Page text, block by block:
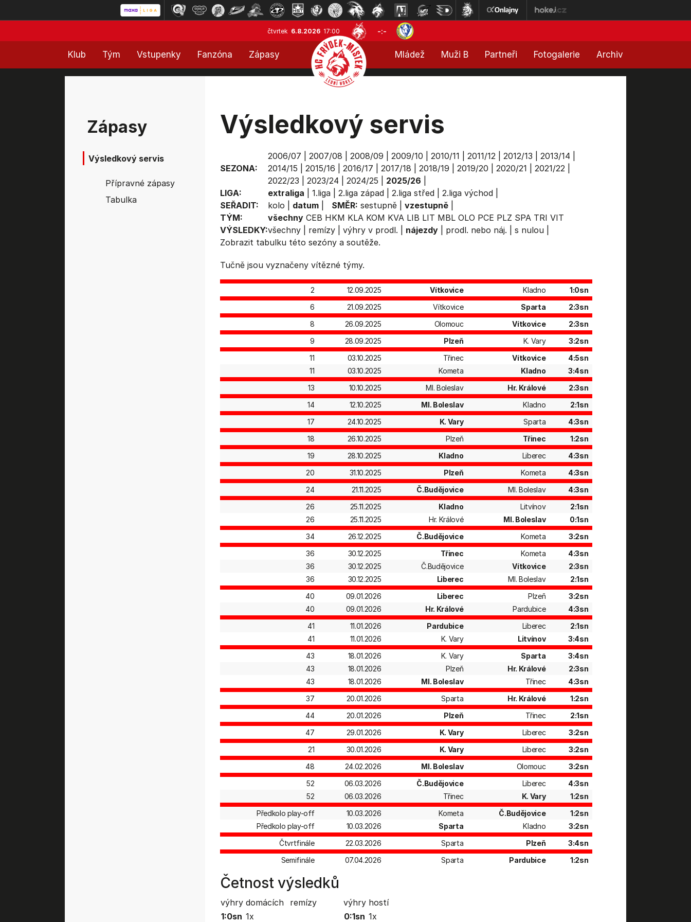
čtvrtek 6.8.2026 17:00 -:-
Klub Tým Vstupenky Fanzóna Zápasy Mládež Muži B Partneři Fotogalerie Archiv
Zápasy
Výsledkový servis
Přípravné zápasy
Tabulka
Výsledkový servis
SEZONA:
2006/07 2007/08 2008/09 2009/10 2010/11 2011/12| 2012/13 2013/14
2014/15
2015/16 2016/17 2017/18 2018/19 2019/20 2020/21 2021/22|
2022/23
2023/24 2024/25 2025/26
LIGA:
extraliga 1.liga| 2.liga západ| 2.liga střed| 2.liga východ|
SEŘADIT:
kolo datum| SMĚR: sestupně| vzestupně|
TÝM:
všechny CEB HKM KLA KOM KVA LIB LIT MBL OLO PCE PLZ SPA TRI VIT
VÝSLEDKY:všechny| remízy| výhry v prodl. nájezdy| prodl. nebo náj. s nulou|
Zobrazit tabulkutéto sezóny a soutěže.
Tučně jsou vyznačeny vítězné týmy.
2 12.09.2025 Vítkovice Kladno
1:0sn
6
21.09.2025 Vítkovice Sparta
2:3sn
8
26.09.2025 Olomouc Vítkovice
2:3sn
9
28.09.2025 Plzeň K. Vary
3:2sn
11
03.10.2025 Třinec Vítkovice
4:5sn
11
03.10.2025 Kometa Kladno
3:4sn
13
10.10.2025 Ml. Boleslav Hr. Králové
2:3sn
14
12.10.2025 Ml. Boleslav Kladno
2:1sn
17
24.10.2025 K. Vary Sparta
4:3sn
18
26.10.2025 Plzeň Třinec
1:2sn
19
28.10.2025 Kladno Liberec
4:3sn
20
31.10.2025 Plzeň Kometa
4:3sn
24
21.11.2025 Č.Budějovice Ml. Boleslav
4:3sn
26
25.11.2025 Kladno Litvínov
2:1sn
26
25.11.2025 Hr. Králové Ml. Boleslav
0:1sn
34
26.12.2025 Č.Budějovice Kometa
3:2sn
36
30.12.2025 Třinec Kometa
4:3sn
36
30.12.2025 Č.Budějovice Vítkovice
2:3sn
36
30.12.2025 Liberec Ml. Boleslav
2:1sn
40
09.01.2026 Liberec Plzeň
3:2sn
40
09.01.2026 Hr. Králové Pardubice
4:3sn
41
11.01.2026 Pardubice Liberec
2:1sn
41
11.01.2026 K. Vary Litvínov
3:4sn
43
18.01.2026 K. Vary Sparta
3:4sn
43
18.01.2026 Plzeň Hr. Králové
2:3sn
43
18.01.2026 Ml. Boleslav Třinec
4:3sn
37
20.01.2026 Sparta Hr. Králové
1:2sn
44
20.01.2026 Plzeň Třinec
2:1sn
47
29.01.2026 K. Vary Liberec
3:2sn
21
30.01.2026 K. Vary Liberec
3:2sn
48
24.02.2026 Ml. Boleslav Olomouc
3:2sn
52
06.03.2026 Č.Budějovice Liberec
4:3sn
52
06.03.2026 Třinec K. Vary
1:2sn
Předkolo play-off
10.03.2026 Kometa Č.Budějovice
1:2sn
Předkolo play-off
10.03.2026 Sparta Kladno
3:2sn
Čtvrtfinále
22.03.2026 Sparta Plzeň
3:4sn
Semifinále
07.04.2026 Sparta Pardubice 1:2sn
Četnost výsledků
výhry domácích remízy
výhry hostí
1:0sn 1x 0:1sn 1x